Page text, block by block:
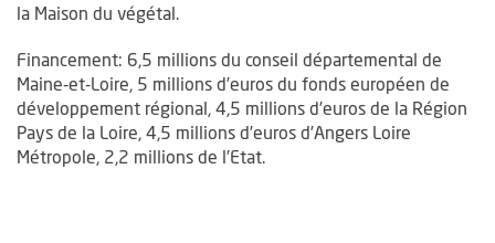
la Maison du végétal.
Financement: 6,5 millions du conseil départemental de
Maine-et-Loire, 5 millions d’euros du fonds européen de
développement régional, 4,5 millions d’euros de la Région
Pays de la Loire, 4,5 millions d’euros d’Angers Loire
Métropole, 2,2 millions de l’Etat.